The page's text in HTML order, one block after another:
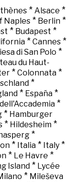
* Alsace *
Naples * Berlin *
* Budapest *
* Cannes*
di San Polo *
du Haut-
* Colonnata *
*
* España*
*
* Hamburger
* Hildesheim*
*
* Italia * Italy *
* Le Havre *
Island* Lycée
* Mileševa